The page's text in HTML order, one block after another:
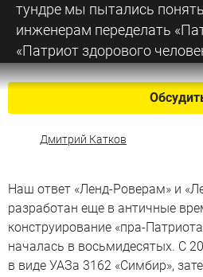
тундре мы пытались
инженерам переделать
«Патриот здорового
Дмитрий Катков
Наш ответ «Ленд-Роверам» и
разработан еще в античные
конструирование «пра-
началась в восьмидесятых. С
в виде УАЗа 3162 «Симбир»,